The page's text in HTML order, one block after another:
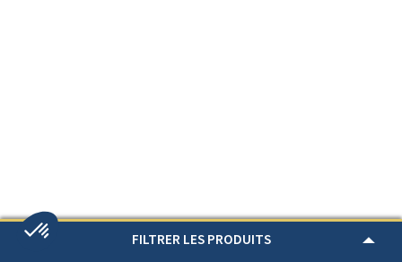
FILTRER LES PRODUITS